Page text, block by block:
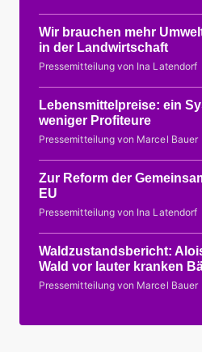
Wir brauchen mehr
in der Landwirtschaft
Pressemitteilung von Ina Latendorf
Lebensmittelpreise: ein
weniger Profiteure
Pressemitteilung von Marcel Bauer
Zur Reform der
EU
Pressemitteilung von Ina Latendorf
Waldzustandsbericht:
Wald vor lauter kranken
Pressemitteilung von Marcel Bauer